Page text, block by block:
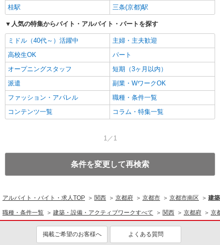
桂駅
三条(京都)駅
人気の特集からバイト・アルバイト・パートを探す
ミドル（40代～）活躍中
主婦・主夫歓迎
高校生OK
パート
オープニングスタッフ
短期（3ヶ月以内）
派遣
副業・WワークOK
ファッション・アパレル
職種・条件一覧
コンテンツ一覧
コラム・特集一覧
1／1
条件を変更して再検索
アルバイト・バイト・求人TOP 関西 京都府 京都市 京都市南区 建
職種・条件一覧 建築・設備・アクティブワークすべて 関西 京都府 京
掲載ご希望のお客様へ よくある質問